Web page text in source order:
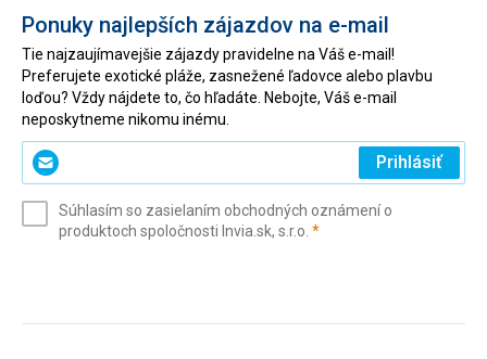
Ponuky najlepších zájazdov na e-mail
Tie najzaujímavejšie zájazdy pravidelne na Váš e-mail!
Preferujete exotické pláže, zasnežené ľadovce alebo plavbu
loďou? Vždy nájdete to, čo hľadáte. Nebojte, Váš e-mail
neposkytneme nikomu inému.
Zadajte
svoj
(povinné)
Prihlásiť
Súhlasím so zasielaním obchodných oznámení o
produktoch spoločnosti Invia.sk, s.r.o. *(povinné)